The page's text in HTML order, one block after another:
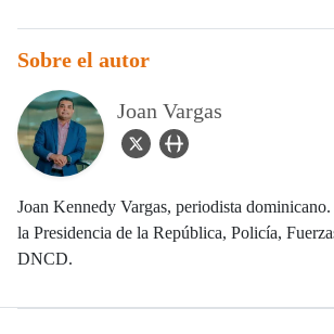
Sobre el autor
Joan Vargas
twitter Iconuser_url Icon
Joan Kennedy Vargas, periodista
la Presidencia de la República, Policía,
DNCD.